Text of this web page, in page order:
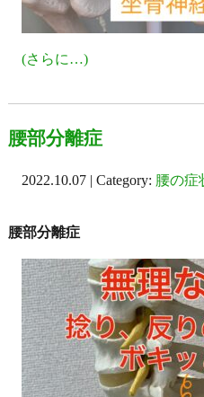
(さらに…)
腰部分離症
2022.10.07 | Category: 腰の症
腰部分離症